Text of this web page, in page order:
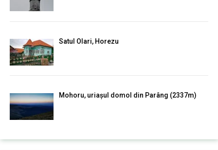
Satul Olari, Horezu
Mohoru, uriașul domol din Parâng (2337m)